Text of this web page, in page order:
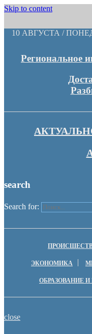
Skip to content
10 АВГУСТА /
Региональное
search
Search for:
ЭКОНОМИКА
ОБРАЗОВАНИЕ
close